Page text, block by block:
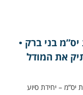
יס”מ בני ברק •
את המודל
יס”מ – יחידת סיוע